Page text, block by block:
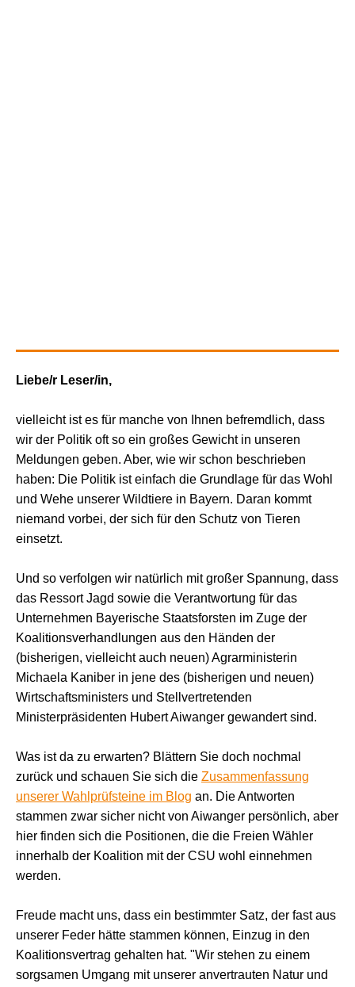
Liebe/r Leser/in,
vielleicht ist es für manche von Ihnen befremdlich, dass
wir der Politik oft so ein großes Gewicht in unseren
Meldungen geben. Aber, wie wir schon beschrieben
haben: Die Politik ist einfach die Grundlage für das Wohl
und Wehe unserer Wildtiere in Bayern. Daran kommt
niemand vorbei, der sich für den Schutz von Tieren
einsetzt.
Und so verfolgen wir natürlich mit großer Spannung, dass
das Ressort Jagd sowie die Verantwortung für das
Unternehmen Bayerische Staatsforsten im Zuge der
Koalitionsverhandlungen aus den Händen der
(bisherigen, vielleicht auch neuen) Agrarministerin
Michaela Kaniber in jene des (bisherigen und neuen)
Wirtschaftsministers und Stellvertretenden
Ministerpräsidenten Hubert Aiwanger gewandert sind.
Was ist da zu erwarten? Blättern Sie doch nochmal
zurück und schauen Sie sich die Zusammenfassung
unserer Wahlprüfsteine im Blog an. Die Antworten
stammen zwar sicher nicht von Aiwanger persönlich, aber
hier finden sich die Positionen, die die Freien Wähler
innerhalb der Koalition mit der CSU wohl einnehmen
werden.
Freude macht uns, dass ein bestimmter Satz, der fast aus
unserer Feder hätte stammen können, Einzug in den
Koalitionsvertrag gehalten hat. "Wir stehen zu einem
sorgsamen Umgang mit unserer anvertrauten Natur und